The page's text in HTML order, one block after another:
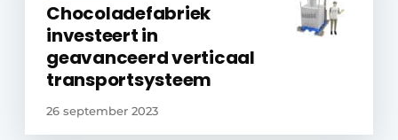
Chocoladefabriek
investeert in
geavanceerd verticaal
transportsysteem
26 september 2023